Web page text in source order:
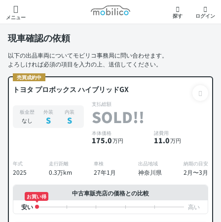
メニュー
モビリコ
探す ログイン
現車確認の依頼
以下の出品車両についてモビリコ事務局に問い合わせます。
よろしければ必須の項目を入力の上、送信してください。
売買成約中
トヨタ プロボックス ハイブリッドGX
板金歴
なし
外装
S
内装
S
支払総額
SOLD!!
本体価格
175.0万円
諸費用
11.0万円
年式
2025
走行距離
0.3万km
車検
27年1月
出品地域
神奈川県
納期の目安
2月〜3月
中古車販売店の価格との比較
お買い得